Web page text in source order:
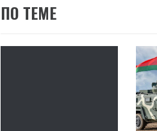
ПО ТЕМЕ